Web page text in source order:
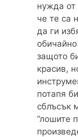
нужда от
че те са
да ги
защото
красив,
потапя
сблъсък
“лошите